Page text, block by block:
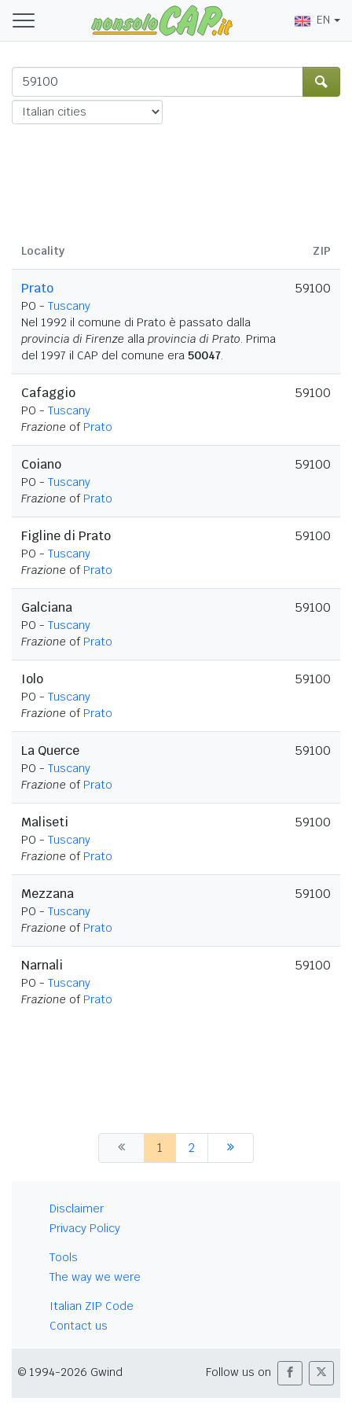
EN
Locality ZIP
Prato
PO - Tuscany
Nel 1992 il comune di Prato è passato dalla
provincia di Firenze alla provincia di Prato. Prima
del 1997 il CAP del comune era 50047.
59100
Cafaggio
PO - Tuscany
Frazione of Prato
59100
Coiano
PO - Tuscany
Frazione of Prato
59100
Figline di Prato
PO - Tuscany
Frazione of Prato
59100
Galciana
PO - Tuscany
Frazione of Prato
59100
Iolo
PO - Tuscany
Frazione of Prato
59100
La Querce
PO - Tuscany
Frazione of Prato
59100
Maliseti
PO - Tuscany
Frazione of Prato
59100
Mezzana
PO - Tuscany
Frazione of Prato
59100
Narnali
PO - Tuscany
Frazione of Prato
59100
1 2
Disclaimer
Privacy Policy
Tools
The way we were
Italian ZIP Code
Contact us
© 1994-2026 Gwind Follow us on